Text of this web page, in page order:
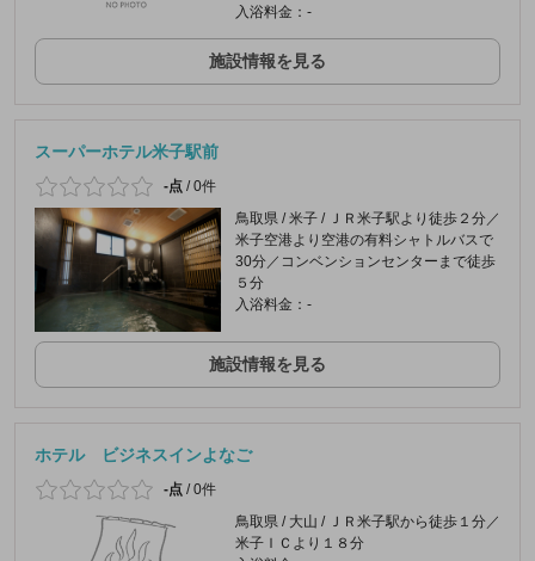
入浴料金：-
施設情報を見る
スーパーホテル米子駅前
-点 /0件
鳥取県 / 米子 / ＪＲ米子駅より徒歩２分／
米子空港より空港の有料シャトルバスで
30分／コンベンションセンターまで徒歩
５分
入浴料金：-
施設情報を見る
ホテル ビジネスインよなご
-点 /0件
鳥取県 / 大山 / ＪＲ米子駅から徒歩１分／
米子ＩＣより１８分